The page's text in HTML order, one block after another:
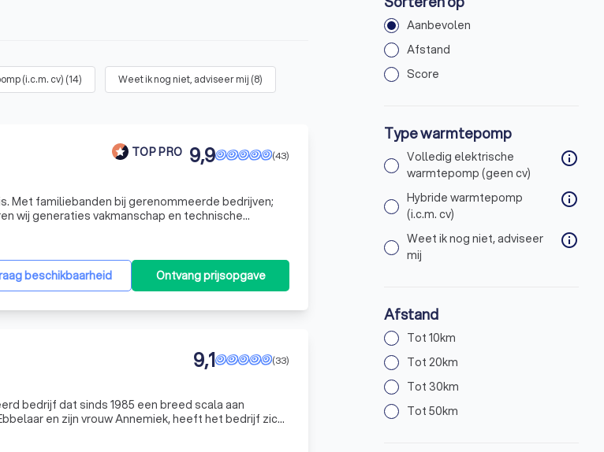
(i.c.m. cv) (14) Weet ik nog niet, adviseer mij (8)
TOP PRO (43)
9,9
Met familiebanden bij gerenommeerde bedrijven;
wij generaties vakmanschap en technische
beschikbaarheid Ontvang prijsopgave
(33)
9,1
bedrijf dat sinds 1985 een breed scala aan
en zijn vrouw Annemiek, heeft het bedrijf zich
als bedrijven. Ons team van 10 deskun
Aanbevolen
Afstand
Score
Type warmtepomp
Volledig elektrische
warmtepomp (geen cv)
info
Hybride warmtepomp
(i.c.m. cv)
info
Weet ik nog niet, adviseer
mij
info
Afstand
Tot 10km
Tot 20km
Tot 30km
Tot 50km